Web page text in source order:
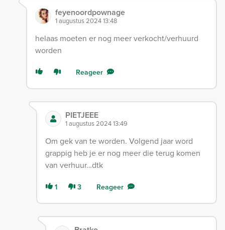
feyenoordpownage
1 augustus 2024 13:48
helaas moeten er nog meer verkocht/verhuurd
worden
Reageer
PIETJEEE
1 augustus 2024 13:49
Om gek van te worden. Volgend jaar word
grappig heb je er nog meer die terug komen
van verhuur…dtk
1 3 Reageer